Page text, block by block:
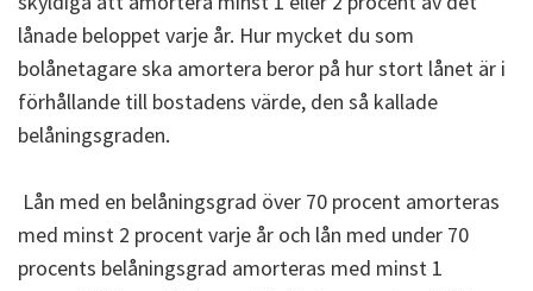
lånade beloppet varje år. Hur mycket du som
bolånetagare ska amortera beror på hur stort lånet är i
förhållande till bostadens värde, den så kallade
belåningsgraden.
Lån med en belåningsgrad över 70 procent amorteras
med minst 2 procent varje år och lån med under 70
procents belåningsgrad amorteras med minst 1